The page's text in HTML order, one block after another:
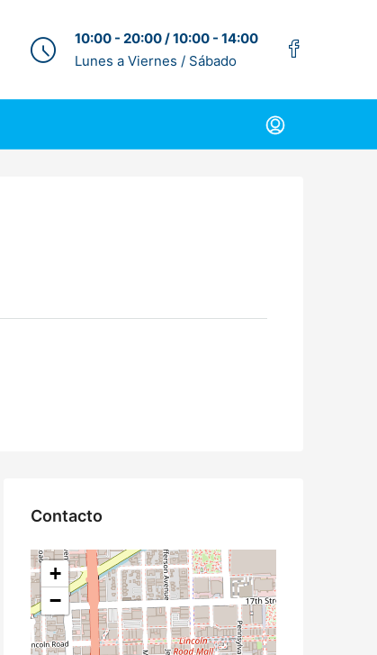
10:00 - 20:00 / 10:00 - 14:00
Lunes a Viernes / Sábado
Contacto
+
−